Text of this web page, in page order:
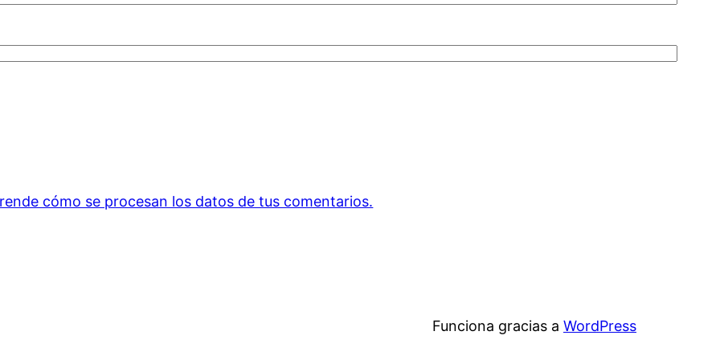
cómo se procesan los datos de tus comentarios.
Funciona gracias a WordPress